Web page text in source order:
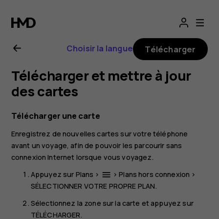
Guide
de
l'utilisateur
Nokia
8.1
Choisir la langue Télécharger
Télécharger et mettre à jour
des cartes
Télécharger une carte
Enregistrez de nouvelles cartes sur votre téléphone
avant un voyage, afin de pouvoir les parcourir sans
connexion Internet lorsque vous voyagez.
Appuyez sur Plans > menu >Plans hors connexion >
SÉLECTIONNER VOTRE PROPRE PLAN.
Sélectionnez la zone sur la carte et appuyez sur
TÉLÉCHARGER.